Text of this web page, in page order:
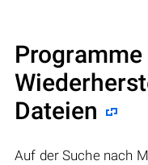
Dateien
Auf der Suche nach